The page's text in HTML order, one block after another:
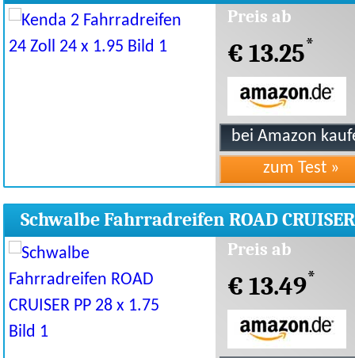
Preis ab
€ 13.25*
Schwalbe Fahrradreifen ROAD
28 x 1.75
Preis ab
€ 13.49*